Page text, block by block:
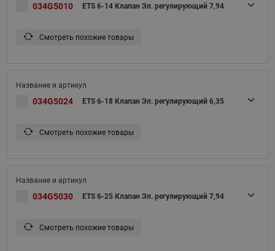
034G5010 ETS 6-14 Клапан Эл. регулирующий 7,94
Смотреть похожие товары
034G5024 ETS 6-18 Клапан Эл. регулирующий 6,35
Смотреть похожие товары
034G5030 ETS 6-25 Клапан Эл. регулирующий 7,94
Смотреть похожие товары